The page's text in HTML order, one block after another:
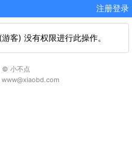
注册登录
客) 没有权限进行此操作。
© 小不点
www@xiaobd.com